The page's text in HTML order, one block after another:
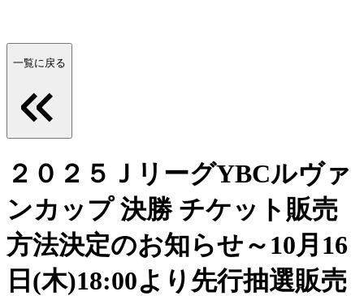
一覧に戻る
２０２５ＪリーグYBCルヴァ
ンカップ 決勝 チケット販売
方法決定のお知らせ～10月16
日(木)18:00より先行抽選販売